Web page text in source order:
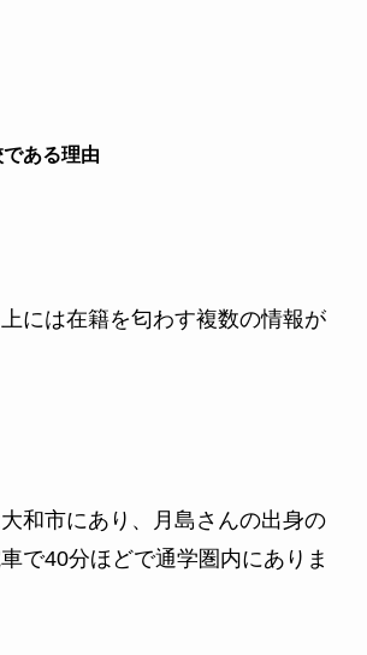
ある理由
には在籍を匂わす複数の情報が
和市にあり、月島さんの出身の
で40分ほどで通学圏内にありま